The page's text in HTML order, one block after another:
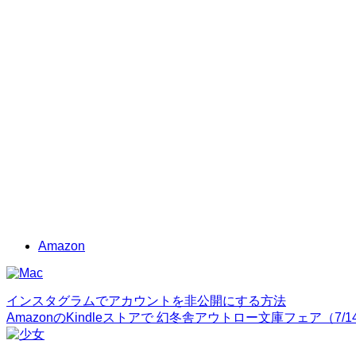
Amazon
インスタグラムでアカウントを非公開にする方法
AmazonのKindleストアで 幻冬舎アウトロー文庫フェア（7/14